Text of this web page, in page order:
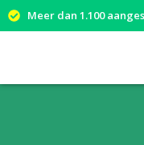
Meer dan 1.100